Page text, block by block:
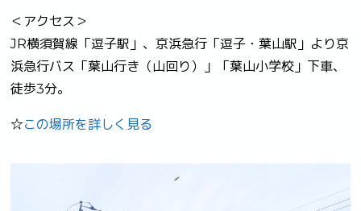
＜アクセス＞
JR横須賀線「逗子駅」、京浜急行「逗子・葉山駅」より京
浜急行バス「葉山行き（山回り）」「葉山小学校」下車、
徒歩3分。
☆この場所を詳しく見る